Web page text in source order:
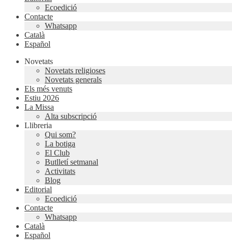
Ecoedició
Contacte
Whatsapp
Català
Español
Novetats
Novetats religioses
Novetats generals
Els més venuts
Estiu 2026
La Missa
Alta subscripció
Llibreria
Qui som?
La botiga
El Club
Butlletí setmanal
Activitats
Blog
Editorial
Ecoedició
Contacte
Whatsapp
Català
Español